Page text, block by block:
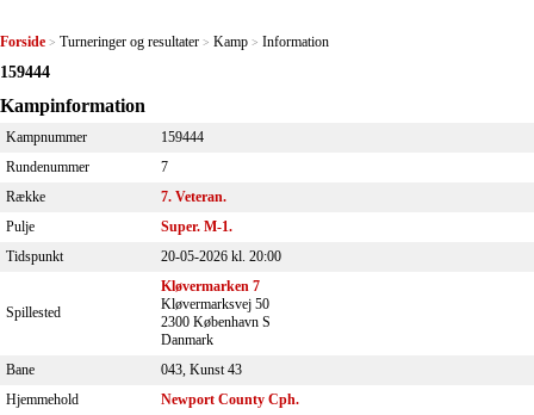
Forside > Turneringer og resultater > Kamp > Information
159444
Kampinformation
Kampnummer
159444
Rundenummer
7
Række
7. Veteran.
Pulje
Super. M-1.
Tidspunkt
20-05-2026 kl. 20:00
Spillested
Kløvermarken 7
Kløvermarksvej 50
2300 København S
Danmark
Bane
043, Kunst 43
Hjemmehold
Newport County Cph.